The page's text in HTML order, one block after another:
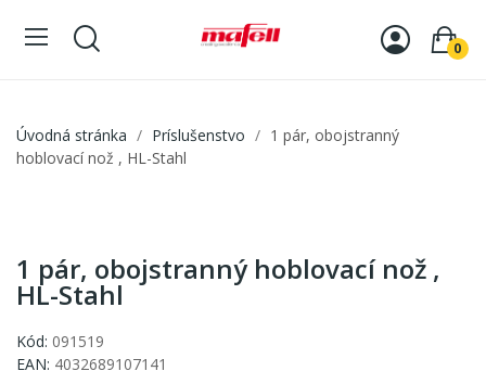
0
Úvodná stránka Príslušenstvo
1 pár, obojstranný
hoblovací nož , HL-Stahl
1 pár, obojstranný hoblovací nož ,
HL-Stahl
Kód: 091519
EAN: 4032689107141